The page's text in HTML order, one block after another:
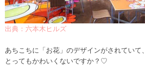
出典：六本木ヒルズ
あちこちに「お花」のデザインがされていて、
とってもかわいくないですか？♡